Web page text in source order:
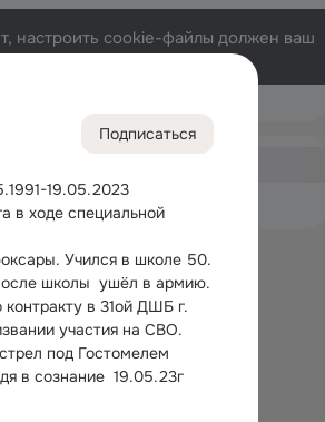
Подписаться
19.05.2023
в ходе специальной
Учился в школе 50.
школы  ушёл в армию.
в 31ой ДШБ г.
участия на СВО.
под Гостомелем
в сознание  19.05.23г
настроить cookie-файлы должен ваш
Дополнительная
Обсуждаемые